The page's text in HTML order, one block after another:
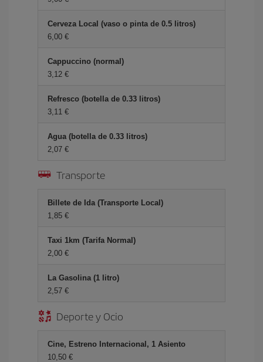
Cerveza Local (vaso o pinta de 0.5 litros)
6,00 €
Cappuccino (normal)
3,12 €
Refresco (botella de 0.33 litros)
3,11 €
Agua (botella de 0.33 litros)
2,07 €
Transporte
Billete de Ida (Transporte Local)
1,85 €
Taxi 1km (Tarifa Normal)
2,00 €
La Gasolina (1 litro)
2,57 €
Deporte y Ocio
Cine, Estreno Internacional, 1 Asiento
10,50 €